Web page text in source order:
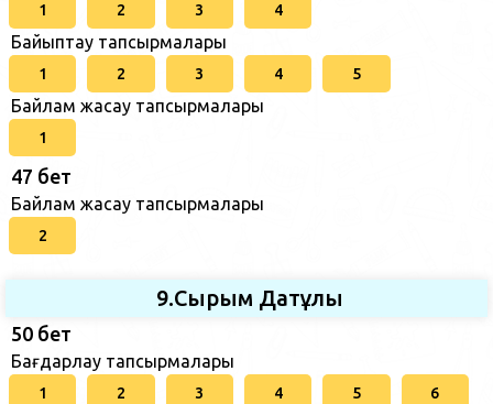
1 2 3 4
Байыптау тапсырмалары
1 2 3 4 5
Байлам жасау тапсырмалары
1
47 бет
Байлам жасау тапсырмалары
2
9.Сырым Датұлы
50 бет
Бағдарлау тапсырмалары
1 2 3 4 5 6